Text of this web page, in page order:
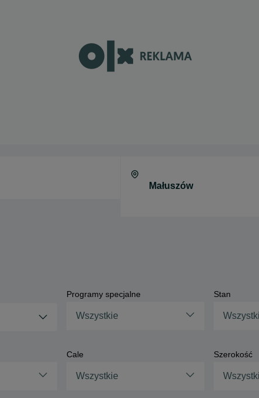
Programy specjalne
Wszystkie
Stan
Cale
Wszystkie
Szerokość